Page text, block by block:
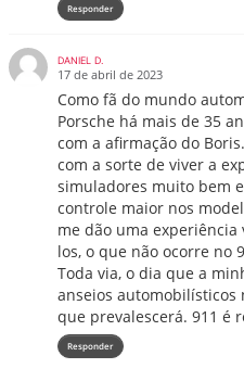
Responder
DANIEL D.
17 de abril de 2023
Como fã do mundo
Porsche há mais de 35
com a afirmação do
com a sorte de viver a
simuladores muito bem
controle maior nos
me dão uma
los, o que não ocorre no
Toda via, o dia que a
anseios automobilísticos
que prevalescerá. 911 é
Responder